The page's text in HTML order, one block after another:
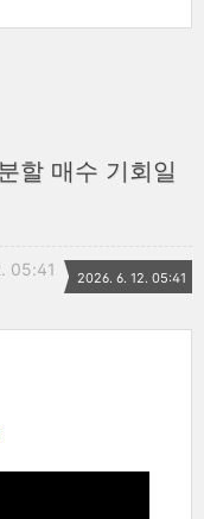
할 매수 기회일
05:41 2026. 6. 12. 05:41